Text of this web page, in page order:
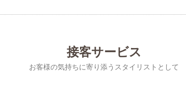
接客サービス
お客様の気持ちに寄り添うスタイリストとして